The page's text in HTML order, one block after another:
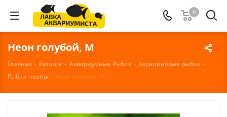
0
Неон голубой, M
Главная - Каталог - Аквариумные Рыбки - Харациновые рыбки -
Рыбки-неоны - Неон голубой, M